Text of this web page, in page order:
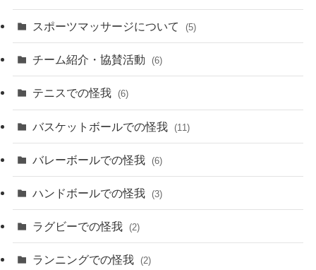
スポーツマッサージについて (5)
チーム紹介・協賛活動 (6)
テニスでの怪我 (6)
バスケットボールでの怪我 (11)
バレーボールでの怪我 (6)
ハンドボールでの怪我 (3)
ラグビーでの怪我 (2)
ランニングでの怪我 (2)